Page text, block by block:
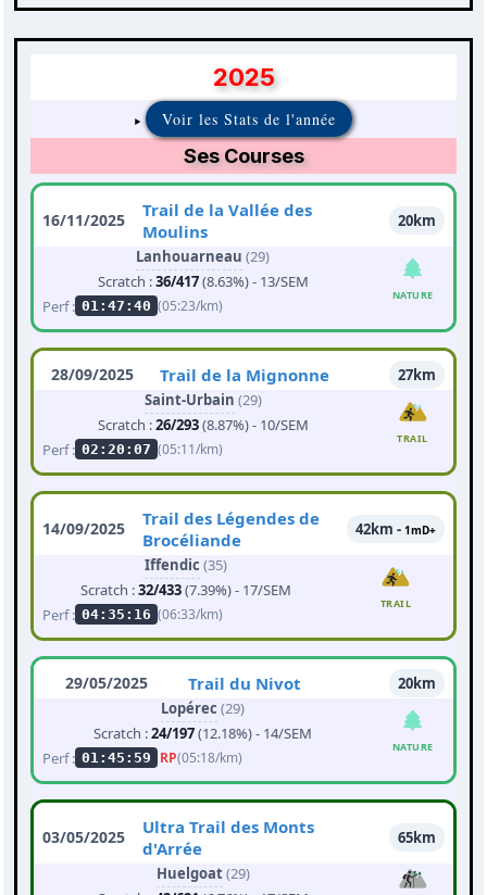
2025
Voir les Stats de l'année
Ses Courses
16/11/2025
Trail de la Vallée des
Moulins
20km
Lanhouarneau (29)
Scratch :36/417(8.63%) - 13/SEM
Perf : 01:47:40 (05:23/km)
NATURE
28/09/2025 Trail de la Mignonne
27km
Saint-Urbain (29)
Scratch :26/293(8.87%) - 10/SEM
Perf : 02:20:07 (05:11/km)
TRAIL
14/09/2025
Trail des Légendes de
Brocéliande
42km - 1mD+
Iffendic (35)
Scratch :32/433(7.39%) - 17/SEM
Perf : 04:35:16 (06:33/km)
TRAIL
29/05/2025 Trail du Nivot
20km
Lopérec (29)
Scratch :24/197(12.18%) - 14/SEM
Perf : 01:45:59 RP(05:18/km)
NATURE
03/05/2025
Ultra Trail des Monts
d'Arrée
65km
Huelgoat(29)